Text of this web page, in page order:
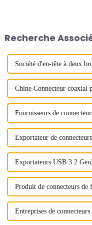
connecteurs carte à carte
Recherche
Société d'en-tête à deux
Chine Connecteur coaxial
Fournisseurs de
Exportateur de
Exportateurs USB 3.2
Produit de connecteurs de
Entreprises de